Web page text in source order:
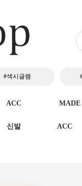
#섹시글램
ACC MADE
신발 ACC